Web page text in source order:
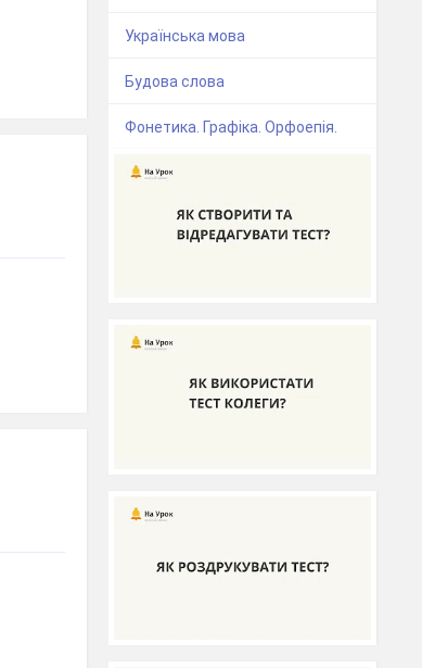
Українська мова
Будова слова
Фонетика. Графіка. Орфоепія.